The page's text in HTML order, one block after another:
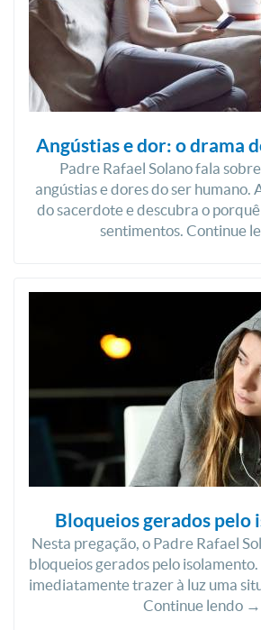
Angústias e dor: o drama
Padre Rafael Solano fala
angústias e dores do ser humano.
do sacerdote e descubra o
sentimentos. Continue
Bloqueios gerados pelo
Nesta pregação, o Padre Rafael
bloqueios gerados pelo
imediatamente trazer à luz uma
Continue lendo →